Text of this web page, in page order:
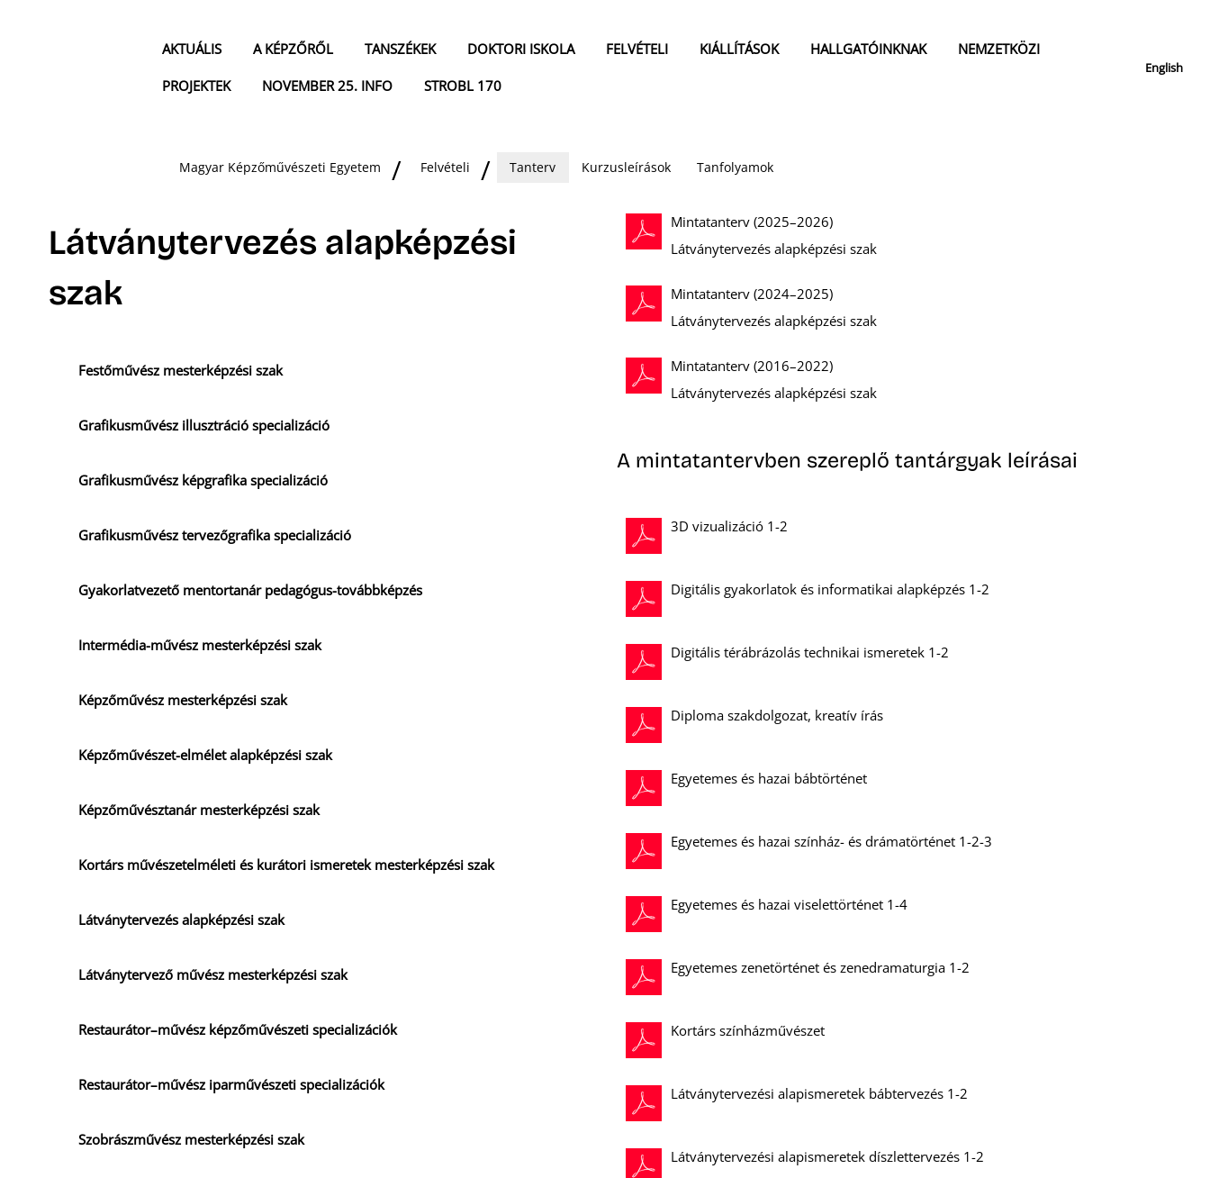
AKTUÁLIS A KÉPZŐRŐL TANSZÉKEK DOKTORI ISKOLA FELVÉTELI KIÁLLÍTÁSOK HALLGATÓINKNAK
NEMZETKÖZI
PROJEKTEK
NOVEMBER 25. INFO STROBL 170
English
Magyar Képzőművészeti Egyetem Felvételi Tanterv Kurzusleírások Tanfolyamok
Látványtervezés alapképzési
szak
Festőművész mesterképzési szak
Grafikusművész illusztráció specializáció
Grafikusművész képgrafika specializáció
Grafikusművész tervezőgrafika specializáció
Gyakorlatvezető mentortanár pedagógus-továbbképzés
Intermédia-művész mesterképzési szak
Képzőművész mesterképzési szak
Képzőművészet-elmélet alapképzési szak
Képzőművésztanár mesterképzési szak
Kortárs művészetelméleti és kurátori ismeretek mesterképzési szak
Látványtervezés alapképzési szak
Látványtervező művész mesterképzési szak
Restaurátor–művész képzőművészeti specializációk
Restaurátor–művész iparművészeti specializációk
Szobrászművész mesterképzési szak
Mintatanterv (2025–2026)
Látványtervezés alapképzési szak
Mintatanterv (2024–2025)
Látványtervezés alapképzési szak
Mintatanterv (2016–2022)
Látványtervezés alapképzési szak
A mintatantervben szereplő tantárgyak leírásai
3D vizualizáció 1-2
Digitális gyakorlatok és informatikai alapképzés 1-2
Digitális térábrázolás technikai ismeretek 1-2
Diploma szakdolgozat, kreatív írás
Egyetemes és hazai bábtörténet
Egyetemes és hazai színház- és drámatörténet 1-2-3
Egyetemes és hazai viselettörténet 1-4
Egyetemes zenetörténet és zenedramaturgia 1-2
Kortárs színházművészet
Látványtervezési alapismeretek bábtervezés 1-2
Látványtervezési alapismeretek díszlettervezés 1-2